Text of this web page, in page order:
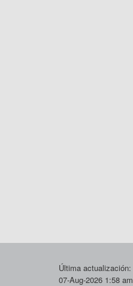
Última actualización:
07-Aug-2026 1:58 am